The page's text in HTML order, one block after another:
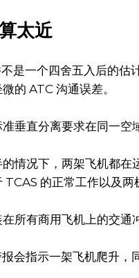
太近
是一个四舍五入后的估
的 ATC 沟通误差。
垂直分离要求在同一空
情况下，两架飞机都
的正常工作以及两
所有商用飞机上的交通
会指示一架飞机爬升，